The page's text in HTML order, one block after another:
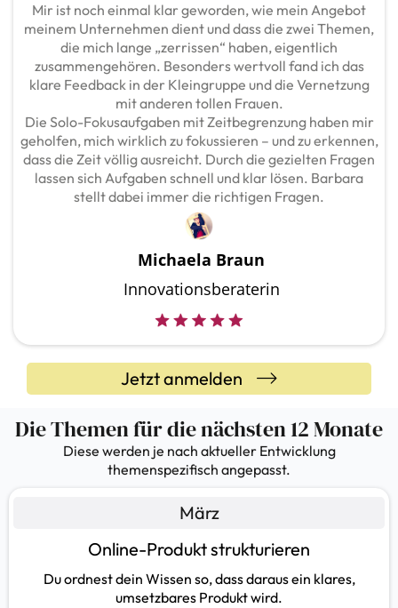
Mir ist noch einmal klar geworden, wie mein Angebot
meinem Unternehmen dient und dass die zwei Themen,
die mich lange „zerrissen“ haben, eigentlich
zusammengehören. Besonders wertvoll fand ich das
klare Feedback in der Kleingruppe und die Vernetzung
mit anderen tollen Frauen.
Die Solo-Fokusaufgaben mit Zeitbegrenzung haben mir
geholfen, mich wirklich zu fokussieren – und zu erkennen,
dass die Zeit völlig ausreicht. Durch die gezielten Fragen
lassen sich Aufgaben schnell und klar lösen. Barbara
stellt dabei immer die richtigen Fragen.
Michaela Braun
Innovationsberaterin
Jetzt anmelden
Die Themen für die nächsten 12 Monate
Diese werden je nach aktueller Entwicklung
themenspezifisch angepasst.
März
Online-Produkt strukturieren
Du ordnest dein Wissen so, dass daraus ein klares,
umsetzbares Produkt wird.